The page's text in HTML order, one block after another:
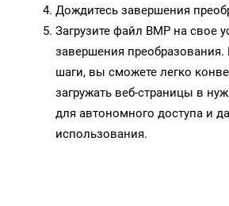
Дождитесь завершения
Загрузите файл BMP на свое
завершения
шаги, вы сможете легко
загружать веб-страницы в
для автономного доступа и
использования.